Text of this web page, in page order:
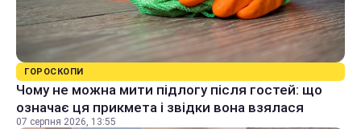
ГОРОСКОПИ
Чому не можна мити підлогу після гостей: що
означає ця прикмета і звідки вона взялася
07 серпня 2026, 13:55